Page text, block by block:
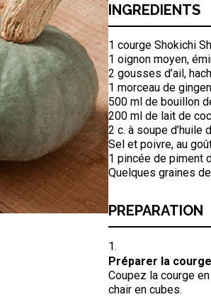
INGREDIENTS
1 courge Shokichi
1 oignon moyen,
2 gousses d’ail,
1 morceau de
500 ml de bouillon
200 ml de lait de
2 c. à soupe d’huile
Sel et poivre, au
1 pincée de piment
Quelques graines
PREPARATION
Préparer la
Coupez la courge
chair en cubes.